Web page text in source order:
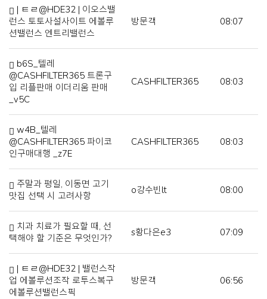
| ㅌㄹ@HDE32 | 이오스밸
런스 토토사설사이트 에볼루
션밸런스 엔트리밸런스
방문객 08:07
b6S_텔레
@CASHFILTER365 트론구
입 리플판매 이더리움 판매
_v5C
CASHFILTER365 08:03
w4B_텔레
@CASHFILTER365 파이코
인구매대행 _z7E
CASHFILTER365 08:03
주말과 평일, 이동면 고기
맛집 선택 시 고려사항
o강수빈lt 08:00
치과 치료가 필요할 때, 선
택해야 할 기준은 무엇인가?
s황다은e3 07:09
| ㅌㄹ@HDE32 | 밸런스작
업 에볼루션조작 로투스복구
에볼루션밸런스픽
방문객 06:56